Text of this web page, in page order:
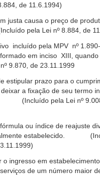
de 11.6.1994)
justa causa o preço de
pela Lei nº 8.884, de
incluído pela MPV nº
em inciso XIII, quando
9.870, de 23.11.1999
estipular prazo para o
a fixação de seu termo
(Incluído pela Lei nº
ou índice de reajuste
estabelecido.
o ingresso em
de um número maior